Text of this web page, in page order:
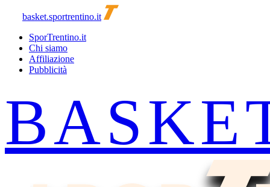
basket.sportrentino.it
SporTrentino.it
Chi siamo
Affiliazione
Pubblicità